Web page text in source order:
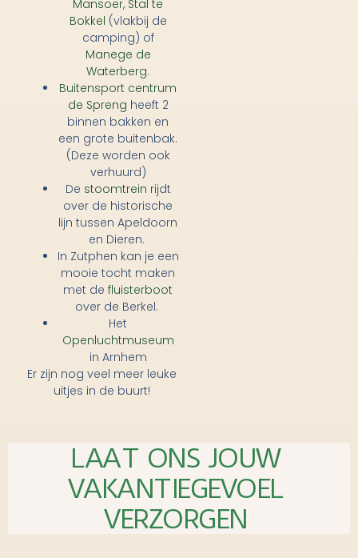
Mansoer, Stal te
Bokkel (vlakbij de
camping) of
Manege de
Waterberg.
Buitensport centrum
de Spreng heeft 2
binnen bakken en
een grote buitenbak.
(Deze worden ook
verhuurd)
De stoomtrein rijdt
over de historische
lijn tussen Apeldoorn
en Dieren.
In Zutphen kan je een
mooie tocht maken
met defluisterboot
over de Berkel.
Het
Openluchtmuseum
in Arnhem
Er zijn nog veel meer leuke
uitjes in de buurt!
LAAT ONS JOUW
VAKANTIEGEVOEL
VERZORGEN